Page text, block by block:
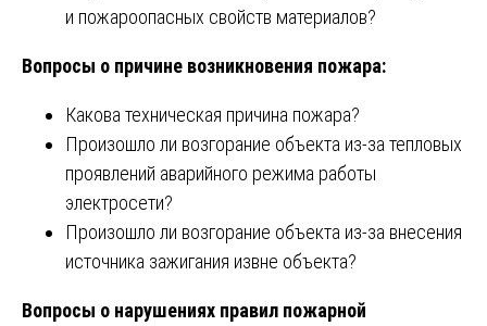
и пожароопасных свойств материалов?
Вопросы о причине возникновения пожара:
Какова техническая причина пожара?
Произошло ли возгорание объекта из-за тепловых
проявлений аварийного режима работы
электросети?
Произошло ли возгорание объекта из-за внесения
источника зажигания извне объекта?
Вопросы о нарушениях правил пожарной